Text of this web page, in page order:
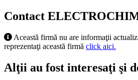
Contact
Această firmă nu are informaţii
reprezentaţi această firmă click aici.
Alţii au fost interesaţi şi